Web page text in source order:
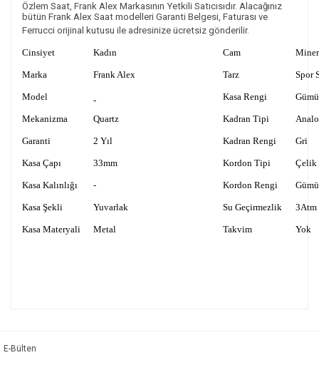
Özlem Saat, Frank Alex Markasının Yetkili Satıcısıdır. Alacağınız
bütün Frank Alex Saat modelleri Garanti Belgesi, Faturası ve
Ferrucci orijinal kutusu ile adresinize ücretsiz gönderilir.
Cinsiyet Kadın Cam
Marka Frank Alex Tarz Spor
Model - Kasa Rengi
Mekanizma Quartz Kadran Tipi
Garanti 2 Yıl Kadran Rengi Gri
Kasa Çapı 33mm Kordon Tipi Çelik
Kasa Kalınlığı - Kordon Rengi
Kasa Şekli Yuvarlak Su Geçirmezlik 3Atm
Kasa Materyali Metal Takvim Yok
E-Bülten